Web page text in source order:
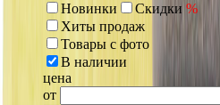
Новинки
Скидки %
Хиты продаж
Товары с фото
В наличии
цена
от